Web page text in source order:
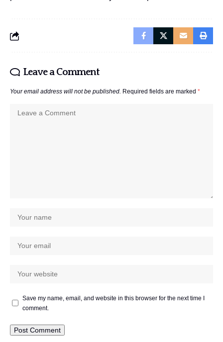
Leave a Comment
Your email address will not be published. Required fields are marked *
Save my name, email, and website in this browser for the next time I
comment.